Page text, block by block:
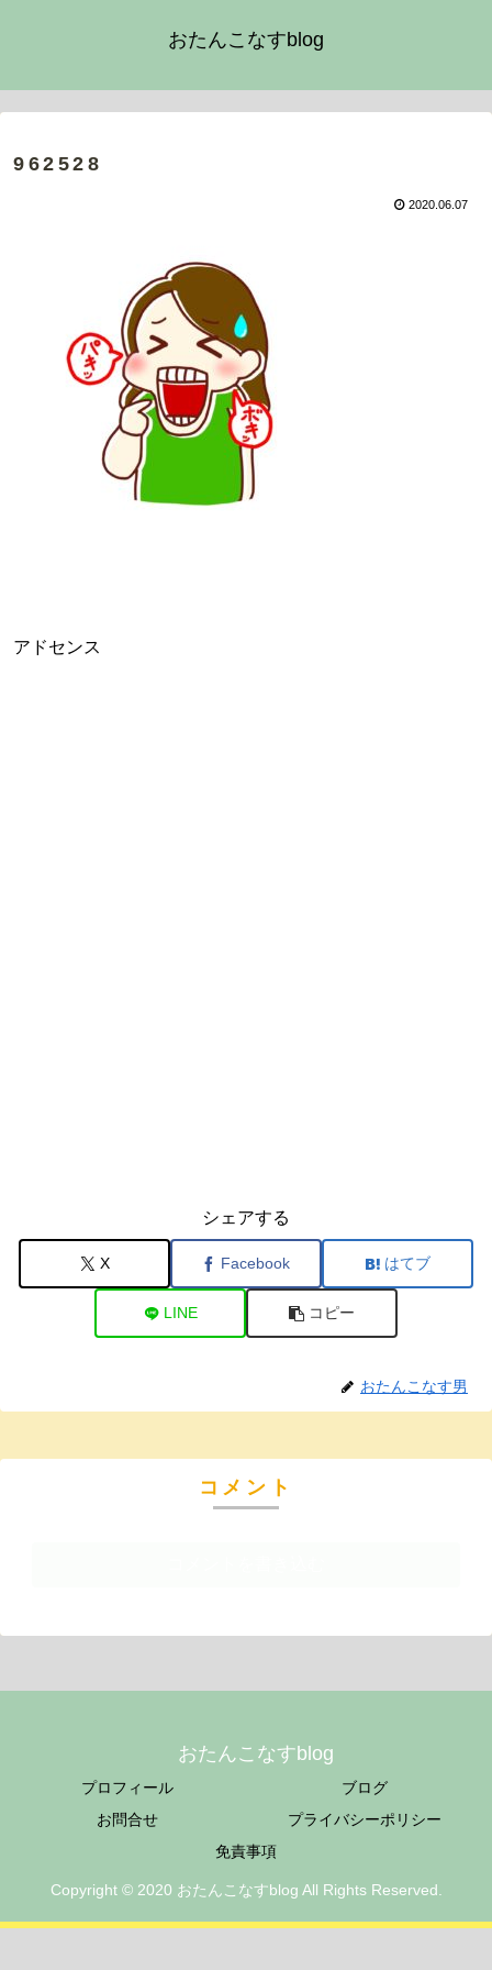
おたんこなすblog
962528
2020.06.07
アドセンス
シェアする
X Facebook はてブ
LINE コピー
おたんこなす男
コメント
おたんこなすblog
プロフィール
ブログ
お問合せ
プライバシーポリシー
免責事項
Copyright © 2020 おたんこなすblog All Rights Reserved.